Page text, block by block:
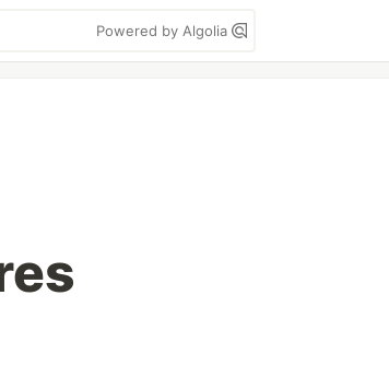
Powered by Algolia